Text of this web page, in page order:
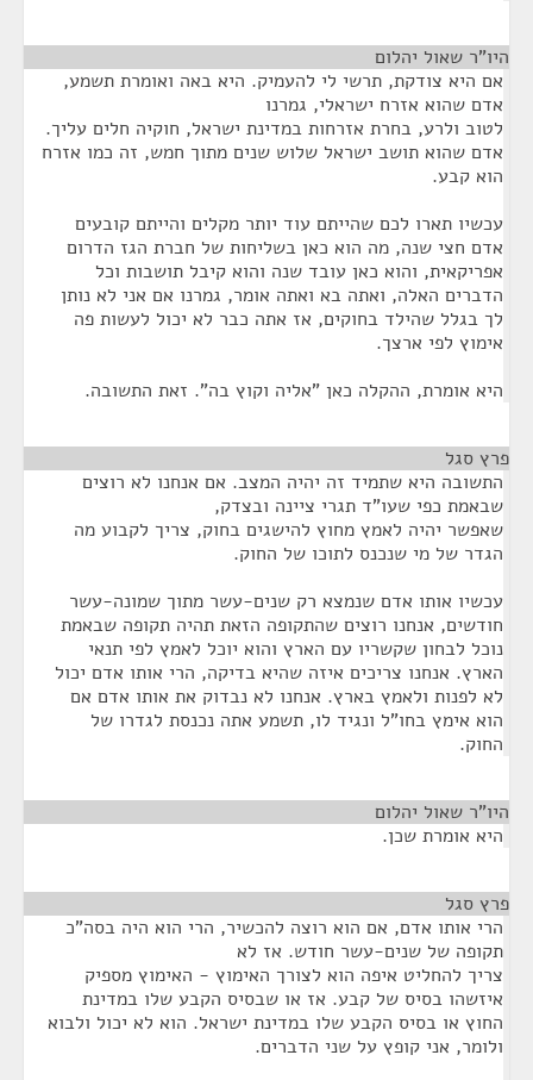
היו"ר שאול יהלום
אם היא צודקת, תרשי לי להעמיק. היא באה ואומרת תשמע,
אדם שהוא אזרח ישראלי, גמרנו
לטוב ולרע, בחרת אזרחות במדינת ישראל, חוקיה חלים עליך.
אדם שהוא תושב ישראל שלוש שנים מתוך חמש, זה כמו אזרח
הוא קבע.
עכשיו תארו לכם שהייתם עוד יותר מקלים והייתם קובעים
אדם חצי שנה, מה הוא כאן בשליחות של חברת הגז הדרום
אפריקאית, והוא כאן עובד שנה והוא קיבל תושבות וכל
הדברים האלה, ואתה בא ואתה אומר, גמרנו אם אני לא נותן
לך בגלל שהילד בחוקים, אז אתה כבר לא יכול לעשות פה
אימוץ לפי ארצך.
היא אומרת, ההקלה כאן "אליה וקוץ בה". זאת התשובה.
פרץ סגל
התשובה היא שתמיד זה יהיה המצב. אם אנחנו לא רוצים
שבאמת כפי שעו"ד תגרי ציינה ובצדק,
שאפשר יהיה לאמץ מחוץ להישגים בחוק, צריך לקבוע מה
הגדר של מי שנכנס לתוכו של החוק.
עכשיו אותו אדם שנמצא רק שנים-עשר מתוך שמונה-עשר
חודשים, אנחנו רוצים שהתקופה הזאת תהיה תקופה שבאמת
נוכל לבחון שקשריו עם הארץ והוא יוכל לאמץ לפי תנאי
הארץ. אנחנו צריכים איזה שהיא בדיקה, הרי אותו אדם יכול
לא לפנות ולאמץ בארץ. אנחנו לא נבדוק את אותו אדם אם
הוא אימץ בחו"ל ונגיד לו, תשמע אתה נכנסת לגדרו של
החוק.
היו"ר שאול יהלום
היא אומרת שכן.
פרץ סגל
הרי אותו אדם, אם הוא רוצה להכשיר, הרי הוא היה בסה"כ
תקופה של שנים-עשר חודש. אז לא
צריך להחליט איפה הוא לצורך האימוץ - האימוץ מספיק
איזשהו בסיס של קבע. אז או שבסיס הקבע שלו במדינת
החוץ או בסיס הקבע שלו במדינת ישראל. הוא לא יכול ולבוא
ולומר, אני קופץ על שני הדברים.